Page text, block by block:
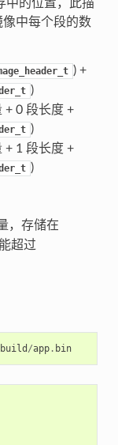
中的位置，此描
像中每个段的数
) +
)
+ 0 段长度 +
)
+ 1 段长度 +
)
，存储在
超过
build /app. bin